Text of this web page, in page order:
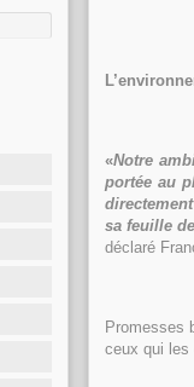
«Notre
portée au
sa feuille
déclaré
Promesses
ceux qui les